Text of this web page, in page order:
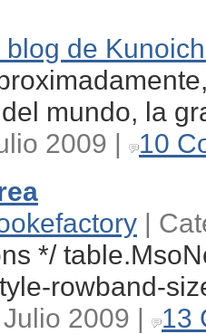
blog de
mundo, la
2009 |
10
|
*/
rowband-
2009 |
13